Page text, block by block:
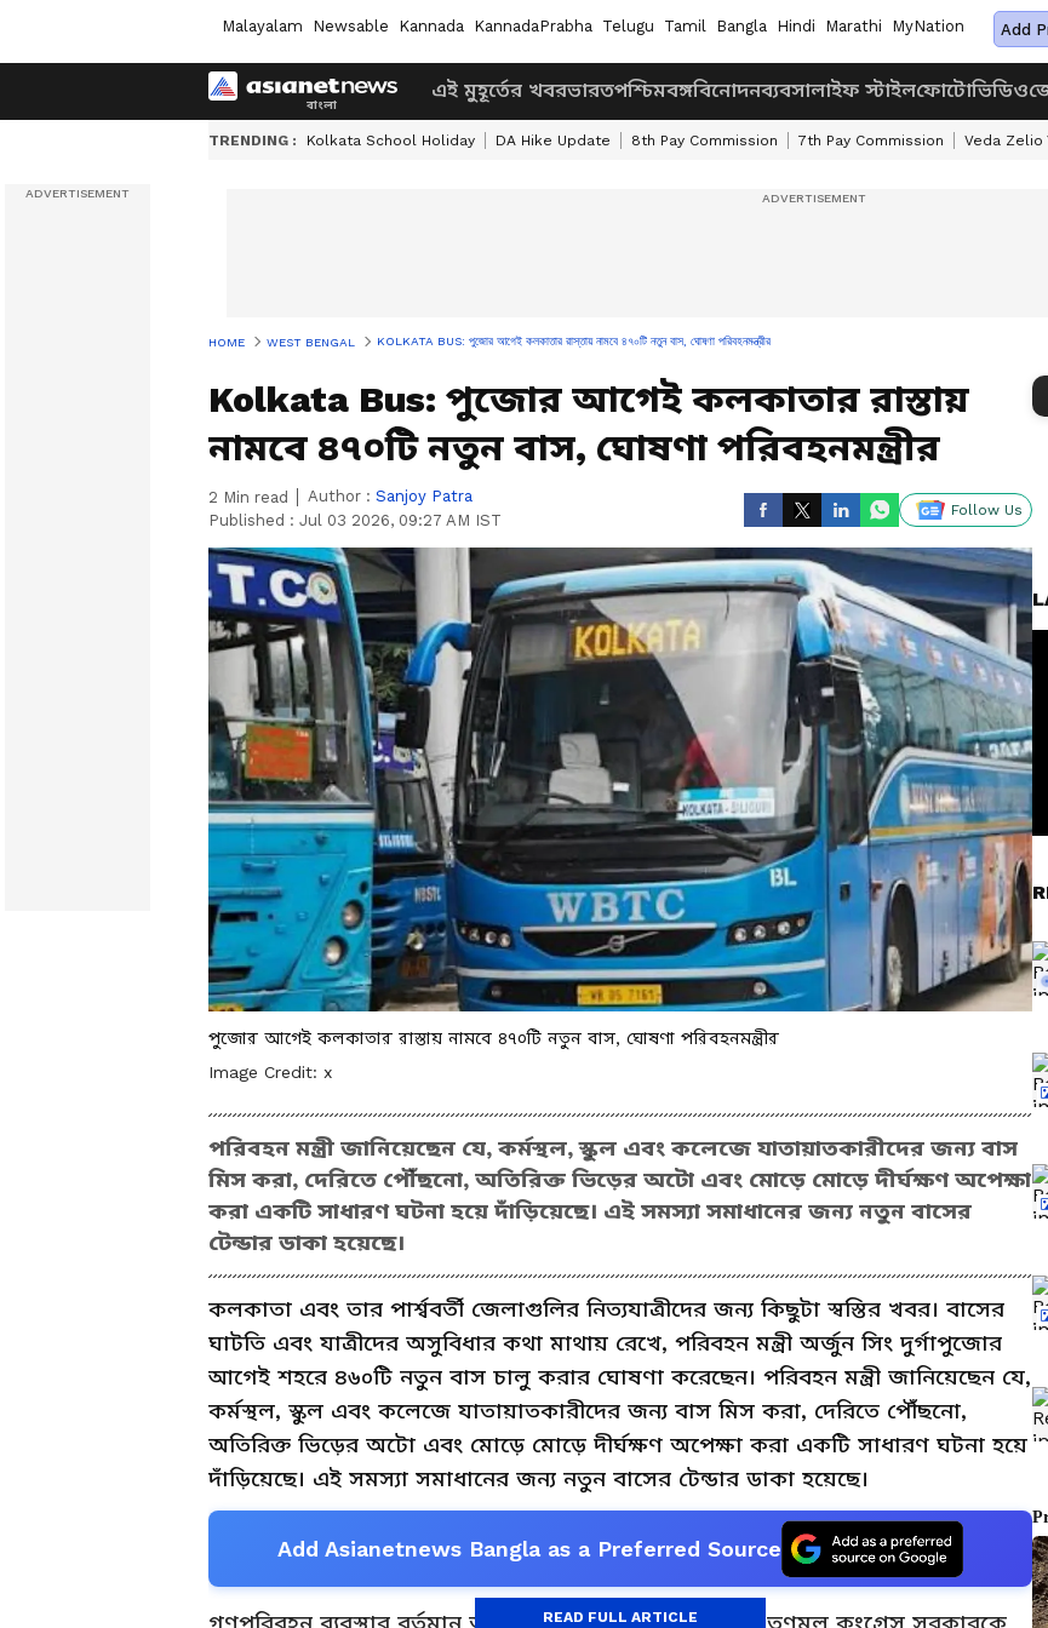
Malayalam Newsable Kannada KannadaPrabha Telugu Tamil Bangla Hindi Marathi MyNation Add
এই মুহূর্তের খবরভারতপশ্চিমবঙ্গবিনোদনব্যবসালাইফ স্টাইলফোটোভিডিও
TRENDING : Kolkata School Holiday DA Hike Update 8th Pay Commission 7th Pay Commission Veda Zelio
HOME WEST BENGAL KOLKATA BUS: পুজোর আগেই কলকাতার রাস্তায় নামবে ৪৭০টি নতুন বাস, ঘোষণা পরিবহনমন্ত্রীর
Kolkata Bus: পুজোর আগেই কলকাতার রাস্তায়
নামবে ৪৭০টি নতুন বাস, ঘোষণা পরিবহনমন্ত্রীর
2 Min read Author : Sanjoy Patra
Published : Jul 03 2026, 09:27 AM IST
Follow Us
পুজোর আগেই কলকাতার রাস্তায় নামবে ৪৭০টি নতুন বাস, ঘোষণা পরিবহনমন্ত্রীর
Image Credit: x
পরিবহন মন্ত্রী জানিয়েছেন যে, কর্মস্থল, স্কুল এবং কলেজে যাতায়াতকারীদের জন্য বাস
মিস করা, দেরিতে পৌঁছনো, অতিরিক্ত ভিড়ের অটো এবং মোড়ে মোড়ে দীর্ঘক্ষণ অপেক্ষা
করা একটি সাধারণ ঘটনা হয়ে দাঁড়িয়েছে। এই সমস্যা সমাধানের জন্য নতুন বাসের
টেন্ডার ডাকা হয়েছে।
কলকাতা এবং তার পার্শ্ববর্তী জেলাগুলির নিত্যযাত্রীদের জন্য কিছুটা স্বস্তির খবর। বাসের
ঘাটতি এবং যাত্রীদের অসুবিধার কথা মাথায় রেখে, পরিবহন মন্ত্রী অর্জুন সিং দুর্গাপুজোর
আগেই শহরে ৪৬০টি নতুন বাস চালু করার ঘোষণা করেছেন। পরিবহন মন্ত্রী জানিয়েছেন যে,
কর্মস্থল, স্কুল এবং কলেজে যাতায়াতকারীদের জন্য বাস মিস করা, দেরিতে পৌঁছনো,
অতিরিক্ত ভিড়ের অটো এবং মোড়ে মোড়ে দীর্ঘক্ষণ অপেক্ষা করা একটি সাধারণ ঘটনা হয়ে
দাঁড়িয়েছে। এই সমস্যা সমাধানের জন্য নতুন বাসের টেন্ডার ডাকা হয়েছে।
Add Asianetnews Bangla as a Preferred Source
গণপরিবহন ব্যবস্থার বর্তমান অবস্থার জন্য অর্জুন সিং পূর্ববর্তী তৃণমূল কংগ্রেস সরকারকে
READ FULL ARTICLE